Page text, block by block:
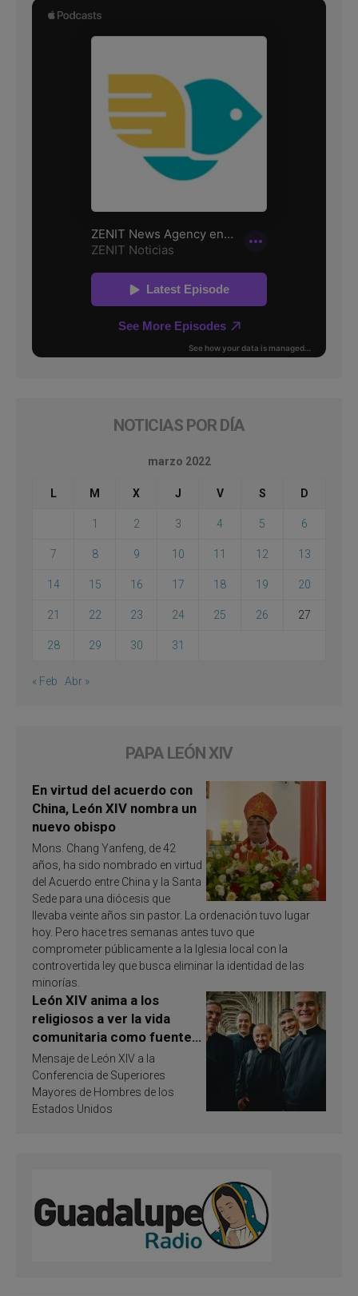
NOTICIAS POR DÍA
marzo 2022
L M X J V S D
1 2 3 4 5 6
7 8 9 10 11 12 13
14 15 16 17 18 19 20
21 22 23 24 25 26 27
28 29 30 31
« Feb Abr »
PAPA LEÓN XIV
En virtud del acuerdo con
China, León XIV nombra un
nuevo obispo
Mons. Chang Yanfeng, de 42
años, ha sido nombrado en virtud
del Acuerdo entre China y la Santa
Sede para una diócesis que
llevaba veinte años sin pastor. La ordenación tuvo lugar
hoy. Pero hace tres semanas antes tuvo que
comprometer públicamente a la Iglesia local con la
controvertida ley que busca eliminar la identidad de las
minorías.
León XIV anima a los
religiosos a ver la vida
comunitaria como fuente
de inspiración y
santificación
Mensaje de León XIV a la
Conferencia de Superiores
Mayores de Hombres de los
Estados Unidos